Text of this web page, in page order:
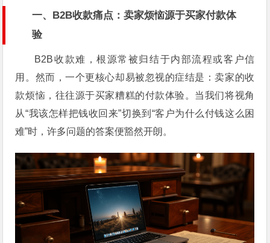
一、B2B收款痛点：卖家烦恼源于买家付款体
验
B2B收款难，根源常被归结于内部流程或客户信
用。然而，一个更核心却易被忽视的症结是：卖家的收
款烦恼，往往源于买家糟糕的付款体验。当我们将视角
从“我该怎样把钱收回来”切换到“客户为什么付钱这么困
难”时，许多问题的答案便豁然开朗。